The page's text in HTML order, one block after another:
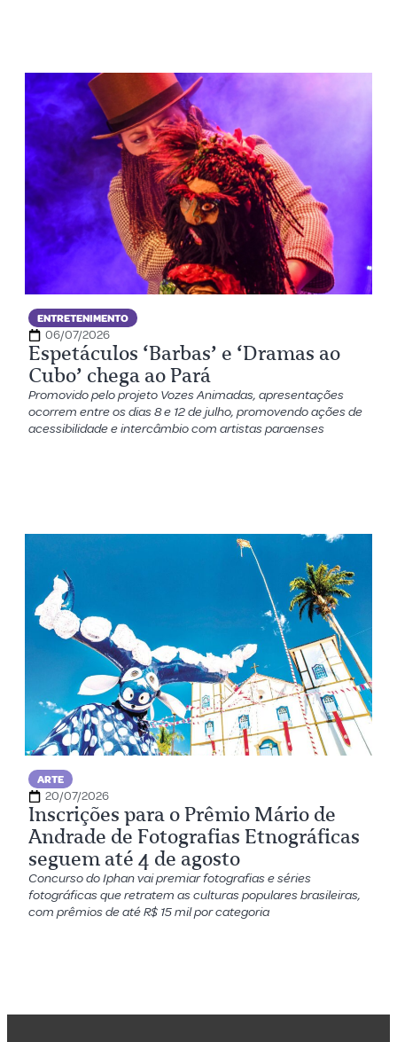
ENTRETENIMENTO
06/07/2026
Espetáculos ‘Barbas’ e ‘Dramas ao
Cubo’ chega ao Pará
Promovido pelo projeto Vozes Animadas, apresentações
ocorrem entre os dias 8 e 12 de julho, promovendo ações de
acessibilidade e intercâmbio com artistas paraenses
ARTE
20/07/2026
Inscrições para o Prêmio Mário de
Andrade de Fotografias Etnográficas
seguem até 4 de agosto
Concurso do Iphan vai premiar fotografias e séries
fotográficas que retratem as culturas populares brasileiras,
com prêmios de até R$ 15 mil por categoria